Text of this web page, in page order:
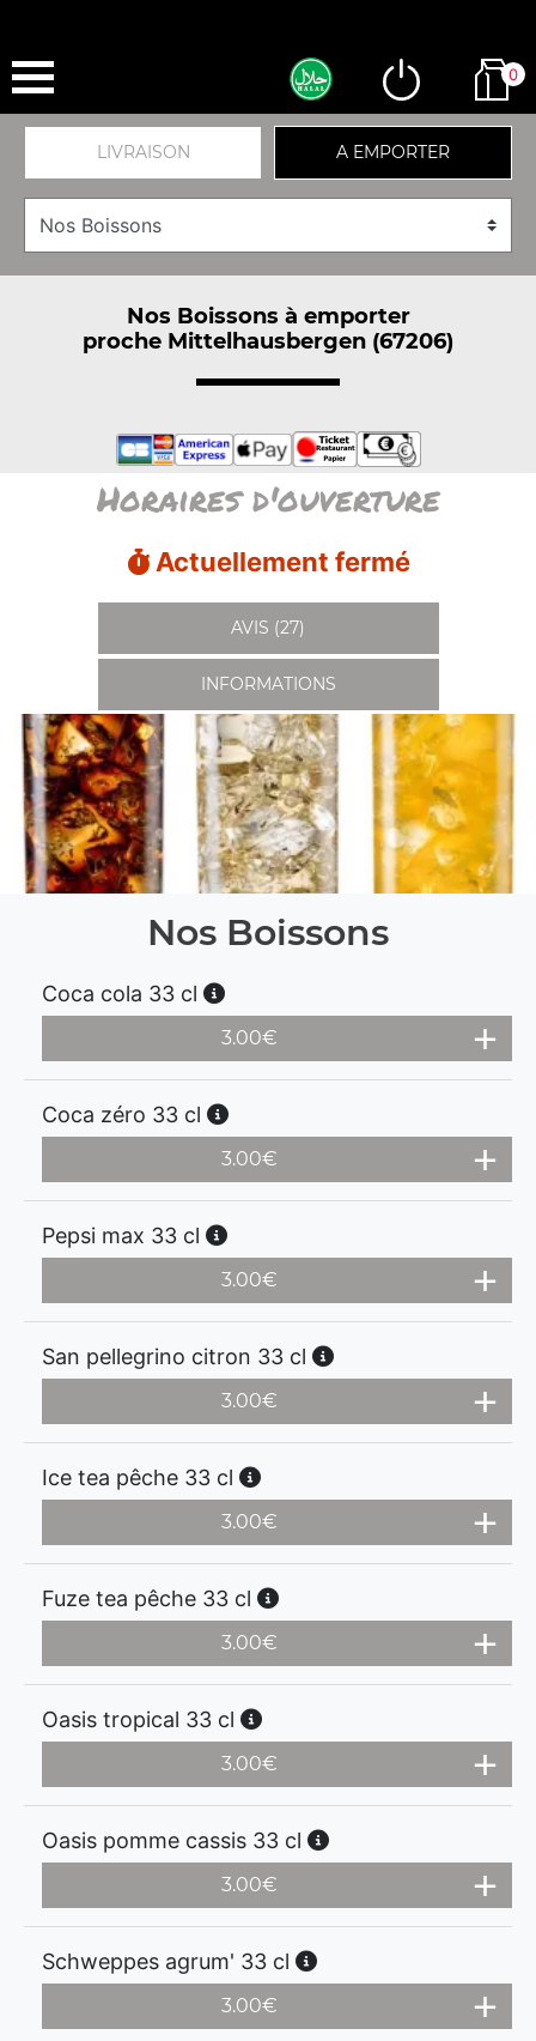
0
LIVRAISON A EMPORTER
Nos Boissons à emporter
proche Mittelhausbergen (67206)
Horaires d'ouverture
Actuellement fermé
AVIS (27)
INFORMATIONS
Nos Boissons
Coca cola 33 cl
3.00€
Coca zéro 33 cl
3.00€
Pepsi max 33 cl
3.00€
San pellegrino citron 33 cl
3.00€
Ice tea pêche 33 cl
3.00€
Fuze tea pêche 33 cl
3.00€
Oasis tropical 33 cl
3.00€
Oasis pomme cassis 33 cl
3.00€
Schweppes agrum' 33 cl
3.00€